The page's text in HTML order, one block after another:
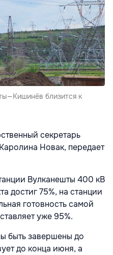
близится к
секретарь
Новак, передает
Вулканешты 400 кВ
достиг 75%, на станции
готовность самой
уже 95%.
быть завершены до
до конца июня, а